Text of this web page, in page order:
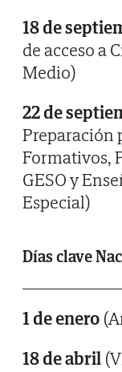
18 de
de acceso a
Medio)
22 de
Preparación
Formativos,
GESO y
Especial)
Días clave
1 de enero
18 de abril